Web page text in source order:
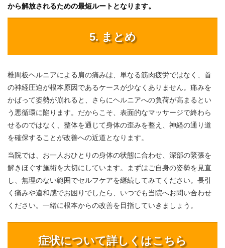
から解放されるための最短ルートとなります。
5. まとめ
椎間板ヘルニアによる肩の痛みは、単なる筋肉疲労ではなく、首
の神経圧迫が根本原因であるケースが少なくありません。痛みを
かばって姿勢が崩れると、さらにヘルニアへの負荷が高まるとい
う悪循環に陥ります。だからこそ、表面的なマッサージで終わら
せるのではなく、整体を通じて身体の歪みを整え、神経の通り道
を確保することが改善への近道となります。
当院では、お一人おひとりの身体の状態に合わせ、深部の緊張を
解きほぐす施術を大切にしています。まずはご自身の姿勢を見直
し、無理のない範囲でセルフケアを継続してみてください。長引
く痛みや違和感でお困りでしたら、いつでも当院へお問い合わせ
ください。一緒に根本からの改善を目指していきましょう。
症状について詳しくはこちら